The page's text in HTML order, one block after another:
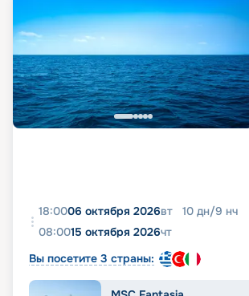
18:0006 октября 2026вт 10 дн/9 нч
08:0015 октября 2026чт
Вы посетите 3 страны: